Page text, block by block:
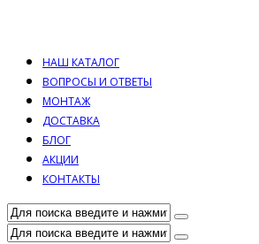
НАШ КАТАЛОГ
ВОПРОСЫ И ОТВЕТЫ
МОНТАЖ
ДОСТАВКА
БЛОГ
АКЦИИ
КОНТАКТЫ